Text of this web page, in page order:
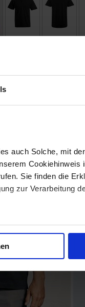
auch Solche, mit
Sie finden die
zur Verarbeitung